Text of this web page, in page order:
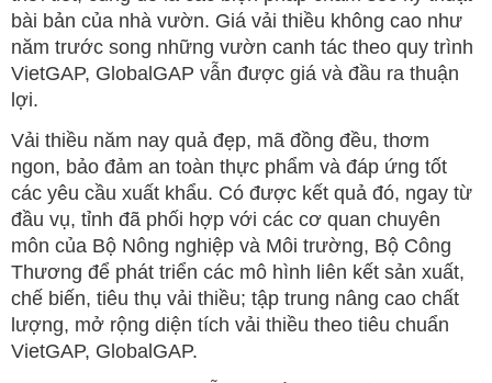
bài bản của nhà vườn. Giá vải thiều không cao như
năm trước song những vườn canh tác theo quy trình
VietGAP, GlobalGAP vẫn được giá và đầu ra thuận
lợi.
Vải thiều năm nay quả đẹp, mã đồng đều, thơm
ngon, bảo đảm an toàn thực phẩm và đáp ứng tốt
các yêu cầu xuất khẩu. Có được kết quả đó, ngay từ
đầu vụ, tỉnh đã phối hợp với các cơ quan chuyên
môn của Bộ Nông nghiệp và Môi trường, Bộ Công
Thương để phát triển các mô hình liên kết sản xuất,
chế biến, tiêu thụ vải thiều; tập trung nâng cao chất
lượng, mở rộng diện tích vải thiều theo tiêu chuẩn
VietGAP, GlobalGAP.